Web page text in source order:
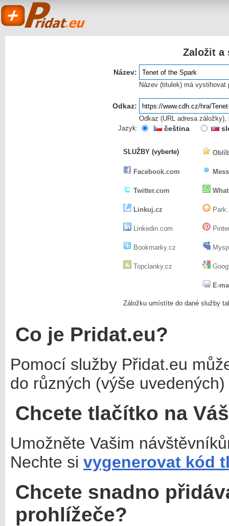
Založit a
Název:
Název (titulek) má vystihovat
Odkaz:
Odkaz (URL adresa záložky),
Jazyk:
čeština
SLUŽBY (vyberte)
Facebook.com
Twitter.com
Linkuj.cz
Linkedin.com
Bookmarky.cz
Topclanky.cz
E-
Záložku umístíte do dané služby
Co je Pridat.eu?
Pomocí služby Přidat.eu
do různých (výše
Chcete tlačítko na
Umožněte Vašim
Nechte si vygenerovat kód
Chcete snadno
prohlížeče?